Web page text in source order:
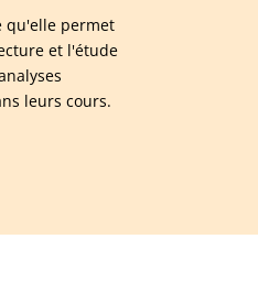
qu'elle permet
et l'étude
leurs cours.